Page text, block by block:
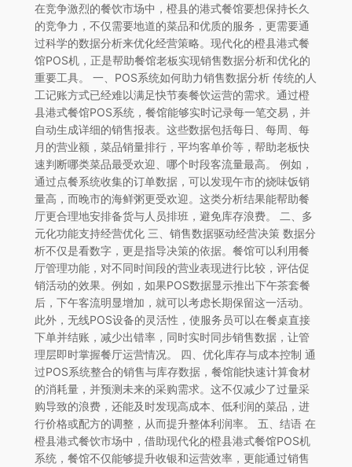
在竞争激烈的餐饮市场中，橙县的港式餐馆要想保持长久
的竞争力，不仅需要地道的菜品和优质的服务，更需要通
过科学的数据分析来优化经营策略。现代化的橙县港式餐
馆POS机，正是帮助餐馆老板实现销售数据分析和优化的
重要工具。 一、POS系统如何助力销售数据分析 传统的人
工记账方式已经难以满足快节奏餐饮运营的需求。通过橙
县港式餐馆POS系统，餐馆能够实时记录每一笔交易，并
自动生成详细的销售报表。这些数据包括每日、每周、每
月的营业额，菜品销量排行，平均客单价等，帮助老板快
速判断哪类菜品最受欢迎、哪个时段客流量最高。 例如，
通过点餐系统收集的订单数据，可以发现午市的烧味饭销
量高，而晚市的海鲜粥更受欢迎。这类分析结果能帮助餐
厅更合理地安排备货与人员排班，避免库存浪费。 二、多
元化功能支持经营优化 三、销售数据驱动经营决策 数据分
析不仅是看数字，更是指导决策的依据。餐馆可以利用餐
厅管理功能，对不同时间段的营业表现进行比较，评估促
销活动的效果。例如，如果POS数据显示推出下午茶套餐
后，下午客流明显增加，就可以考虑长期保留这一活动。
此外，无线POS设备的灵活性，使服务员可以在餐桌直接
下单并结账，减少出错率，同时实时同步销售数据，让管
理层即时掌握餐厅运营情况。 四、优化库存与成本控制 通
过POS系统整合的销售与库存数据，餐馆能快速计算食材
的消耗量，并预测未来的采购需求。这不仅减少了过量采
购导致的浪费，还能及时发现高成本、低利润的菜品，进
行价格或配方的调整，从而提升整体利润率。 五、结语 在
橙县港式餐饮市场中，借助现代化的橙县港式餐馆POS机
系统，餐馆不仅能够提升收银和运营效率，更能通过销售